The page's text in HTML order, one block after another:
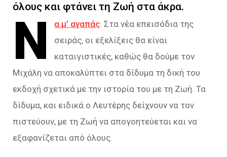
όλους και φτάνει τη Ζωή στα άκρα.
Ν α μ’ αγαπάς: Στα νέα επεισόδια της
σειράς, οι εξελίξεις θα είναι
καταιγιστικές, καθώς θα δούμε τον
Μιχάλη να αποκαλύπτει στα δίδυμα τη δική του
εκδοχή σχετικά με την ιστορία του με τη Ζωή. Τα
δίδυμα, και ειδικά ο Λευτέρης δείχνουν να τον
πιστεύουν, με τη Ζωή να απογοητεύεται και να
εξαφανίζεται από όλους.